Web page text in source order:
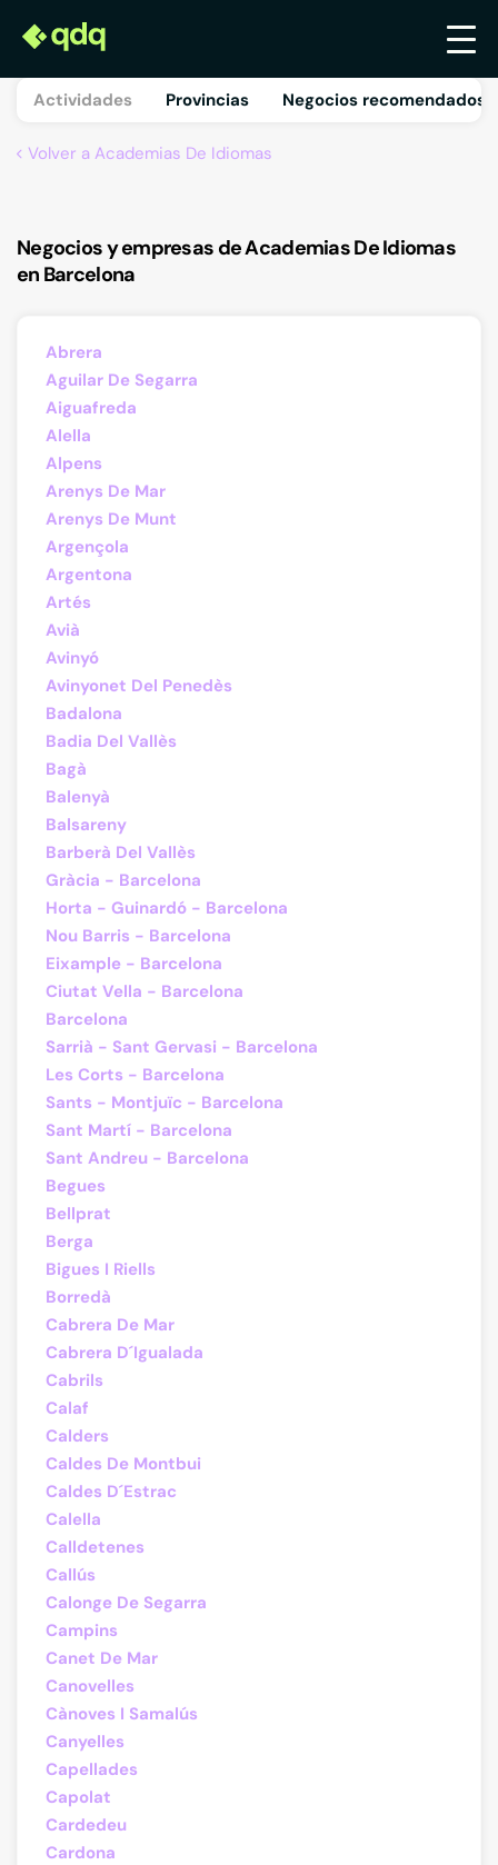
Actividades Provincias Negocios recomendados
Volver a Academias De Idiomas
Negocios y empresas de Academias De Idiomas
en Barcelona
Abrera
Aguilar De Segarra
Aiguafreda
Alella
Alpens
Arenys De Mar
Arenys De Munt
Argençola
Argentona
Artés
Avià
Avinyó
Avinyonet Del Penedès
Badalona
Badia Del Vallès
Bagà
Balenyà
Balsareny
Barberà Del Vallès
Gràcia - Barcelona
Horta - Guinardó - Barcelona
Nou Barris - Barcelona
Eixample - Barcelona
Ciutat Vella - Barcelona
Barcelona
Sarrià - Sant Gervasi - Barcelona
Les Corts - Barcelona
Sants - Montjuïc - Barcelona
Sant Martí - Barcelona
Sant Andreu - Barcelona
Begues
Bellprat
Berga
Bigues I Riells
Borredà
Cabrera De Mar
Cabrera D´Igualada
Cabrils
Calaf
Calders
Caldes De Montbui
Caldes D´Estrac
Calella
Calldetenes
Callús
Calonge De Segarra
Campins
Canet De Mar
Canovelles
Cànoves I Samalús
Canyelles
Capellades
Capolat
Cardedeu
Cardona